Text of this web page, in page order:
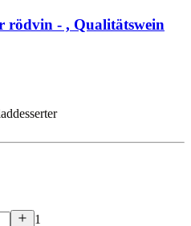
rödvin - , Qualitätswein
1